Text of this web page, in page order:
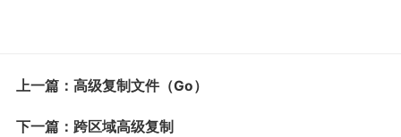
上一篇：高级复制文件（Go）
下一篇：跨区域高级复制